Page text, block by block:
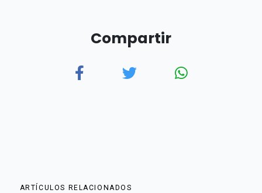
Compartir
ARTÍCULOS RELACIONADOS